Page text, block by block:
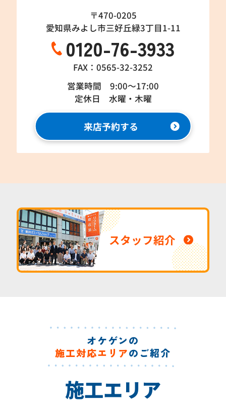
〒470-0205
愛知県みよし市三好丘緑3丁目1-11
0120-76-3933
FAX：0565-32-3252
営業時間 9:00～17:00
定休日 水曜・木曜
来店予約する
スタッフ紹介
オケゲンの
施工対応エリアのご紹介
施工エリア